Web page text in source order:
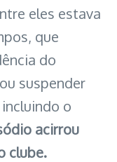
eles estava
que
do
suspender
incluindo o
acirrou
clube.